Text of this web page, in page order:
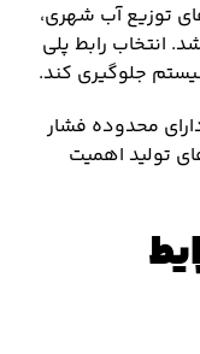
توزیع آب شهری،
انتخاب رابط پلی
جلوگیری کند.
محدوده فشار
تولید اهمیت